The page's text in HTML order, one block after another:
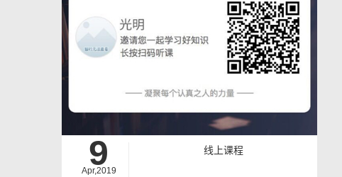
9
Apr,2019
线上课程